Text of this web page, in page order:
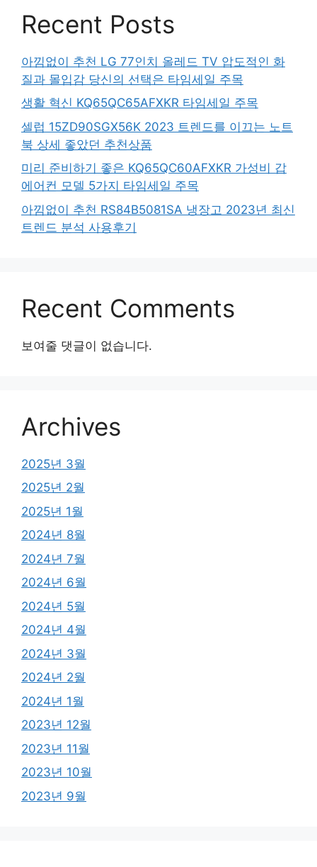
Recent Posts
아낌없이 추천 LG 77인치 올레드 TV 압도적인 화
질과 몰입감 당신의 선택은 타임세일 주목
생활 혁신 KQ65QC65AFXKR 타임세일 주목
셀럽 15ZD90SGX56K 2023 트렌드를 이끄는 노트
북 상세 좋았던 추천상품
미리 준비하기 좋은 KQ65QC60AFXKR 가성비 갑
에어컨 모델 5가지 타임세일 주목
아낌없이 추천 RS84B5081SA 냉장고 2023년 최신
트렌드 분석 사용후기
Recent Comments
보여줄 댓글이 없습니다.
Archives
2025년 3월
2025년 2월
2025년 1월
2024년 8월
2024년 7월
2024년 6월
2024년 5월
2024년 4월
2024년 3월
2024년 2월
2024년 1월
2023년 12월
2023년 11월
2023년 10월
2023년 9월